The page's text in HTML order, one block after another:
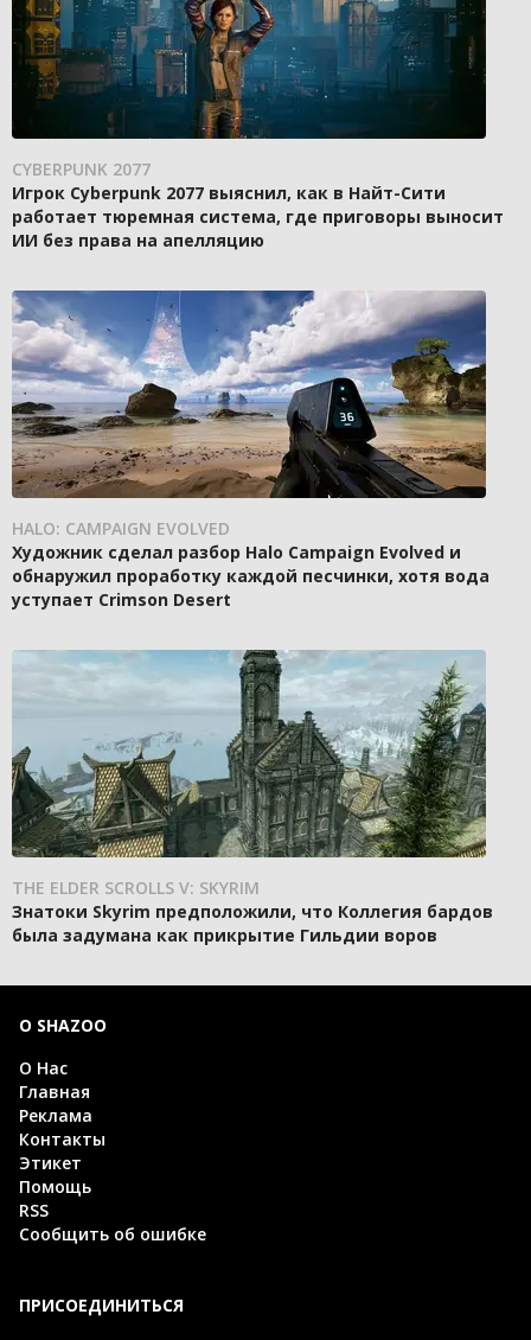
CYBERPUNK 2077
Игрок Cyberpunk 2077 выяснил, как в Найт-Сити
работает тюремная система, где приговоры выносит
ИИ без права на апелляцию
HALO: CAMPAIGN EVOLVED
Художник сделал разбор Halo Campaign Evolved и
обнаружил проработку каждой песчинки, хотя вода
уступает Crimson Desert
THE ELDER SCROLLS V: SKYRIM
Знатоки Skyrim предположили, что Коллегия бардов
была задумана как прикрытие Гильдии воров
О SHAZOO
О Нас
Главная
Реклама
Контакты
Этикет
Помощь
RSS
Сообщить об ошибке
ПРИСОЕДИНИТЬСЯ